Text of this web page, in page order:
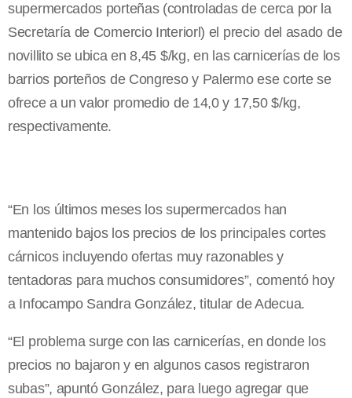
supermercados porteñas (controladas de cerca por la
Secretaría de Comercio Interiorl) el precio del asado de
novillito se ubica en 8,45 $/kg, en las carnicerías de los
barrios porteños de Congreso y Palermo ese corte se
ofrece a un valor promedio de 14,0 y 17,50 $/kg,
respectivamente.
“En los últimos meses los supermercados han
mantenido bajos los precios de los principales cortes
cárnicos incluyendo ofertas muy razonables y
tentadoras para muchos consumidores”, comentó hoy
a Infocampo Sandra González, titular de Adecua.
“El problema surge con las carnicerías, en donde los
precios no bajaron y en algunos casos registraron
subas”, apuntó González, para luego agregar que